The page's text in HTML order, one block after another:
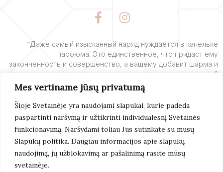
Mes vertiname jūsų privatumą
Šioje Svetainėje yra naudojami slapukai, kurie padeda
paspartinti naršymą ir užtikrinti individualesnį Svetainės
funkcionavimą. Naršydami toliau Jūs sutinkate su mūsų
Slapukų politika. Daugiau informacijos apie slapukų
naudojimą, jų užblokavimą ar pašalinimą rasite mūsų
svetainėje.
F
a
e
b
o
o
k
-
f
I
n
t
a
g
r
a
m
“Даже самый изысканный наряд нуждается в капельке
парфюма. Это единственное, что придаст ему
законченность и совершенство, а вашему добавит шарма и
очарования”.
Подробнее